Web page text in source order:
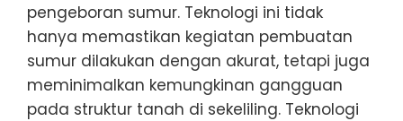
pengeboran sumur. Teknologi ini tidak
hanya memastikan kegiatan pembuatan
sumur dilakukan dengan akurat, tetapi juga
meminimalkan kemungkinan gangguan
pada struktur tanah di sekeliling. Teknologi